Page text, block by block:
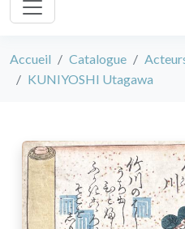
Accueil Catalogue
KUNIYOSHI Utagawa